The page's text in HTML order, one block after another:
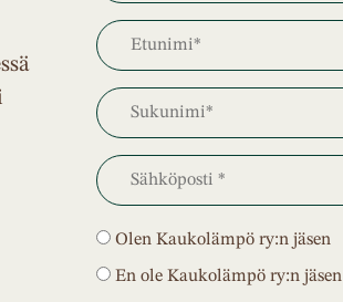
Olen Kaukolämpö ry:n jäsen
En ole Kaukolämpö ry:n jäsen